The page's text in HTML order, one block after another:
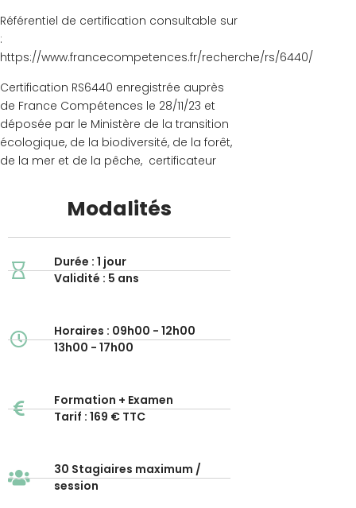
Référentiel de certification consultable sur
:
https://www.francecompetences.fr/recherche/rs/6440/
Certification RS6440 enregistrée auprès
de France Compétences le 28/11/23 et
déposée par le Ministère de la transition
écologique, de la biodiversité, de la forêt,
de la mer et de la pêche, certificateur
Modalités
Durée : 1 jour
Validité : 5 ans
Horaires : 09h00 - 12h00
13h00 - 17h00
Formation + Examen
Tarif : 169 € TTC
30 Stagiaires maximum /
session